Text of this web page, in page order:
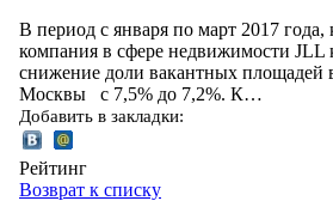
В период с января по март 2017 года,
компания в сфере недвижимости JLL
снижение доли вакантных площадей
Москвы с 7,5% до 7,2%. К…
Добавить в закладки:
Рейтинг
Возврат к списку